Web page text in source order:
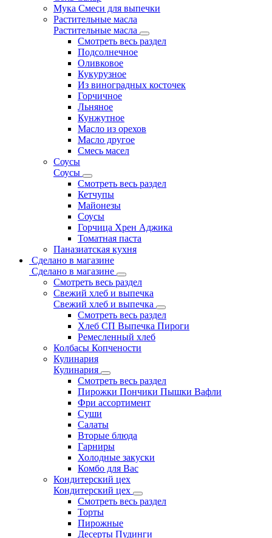
Мука Смеси для выпечки
Растительные масла
Растительные масла
Смотреть весь раздел
Подсолнечное
Оливковое
Кукурузное
Из виноградных косточек
Горчичное
Льняное
Кунжутное
Масло из орехов
Масло другое
Смесь масел
Соусы
Соусы
Смотреть весь раздел
Кетчупы
Майонезы
Соусы
Горчица Хрен Аджика
Томатная паста
Паназиатская кухня
Сделано в магазине
Сделано в магазине
Смотреть весь раздел
Свежий хлеб и выпечка
Свежий хлеб и выпечка
Смотреть весь раздел
Хлеб СП Выпечка Пироги
Ремесленный хлеб
Колбасы Копчености
Кулинария
Кулинария
Смотреть весь раздел
Пирожки Пончики Пышки Вафли
Фри ассортимент
Суши
Салаты
Вторые блюда
Гарниры
Холодные закуски
Комбо для Вас
Кондитерский цех
Кондитерский цех
Смотреть весь раздел
Торты
Пирожные
Десерты Пудинги